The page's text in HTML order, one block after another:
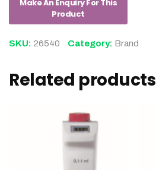
SKU: 26540 Category: Brand
Related products